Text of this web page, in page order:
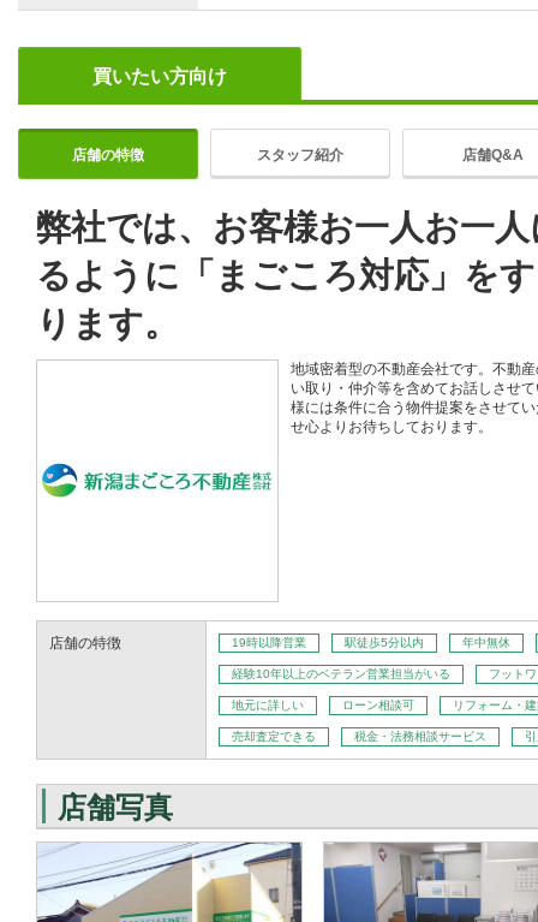
買いたい方向け
店舗の特徴 スタッフ紹介 店舗Q&A
弊社では、お客様お一人お一
るように「まごころ対応」を
ります。
地域密着型の不動産会社です。不動
い取り・仲介等を含めてお話しさせ
様には条件に合う物件提案をさせて
せ心よりお待ちしております。
店舗の特徴 19時以降営業 駅徒歩5分以内 年中無休
経験10年以上のベテラン営業担当がいる フット
地元に詳しい ローン相談可 リフォーム・
売却査定できる 税金・法務相談サービス
店舗写真